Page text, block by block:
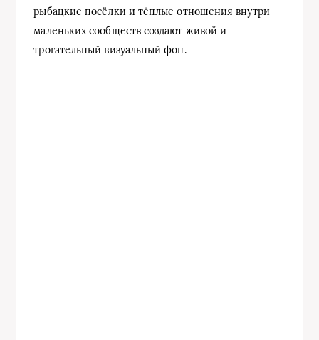
рыбацкие посёлки и тёплые отношения внутри
маленьких сообществ создают живой и
трогательный визуальный фон.